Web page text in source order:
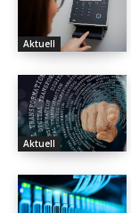
Aktuell
Aktuell